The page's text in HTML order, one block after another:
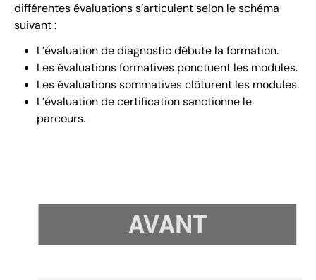
différentes évaluations s’articulent selon le schéma
suivant :
L’évaluation de diagnostic débute la formation.
Les évaluations formatives ponctuent les modules.
Les évaluations sommatives clôturent les modules.
L’évaluation de certification sanctionne le
parcours.